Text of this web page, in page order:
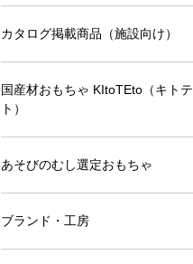
カタログ掲載商品（施設向け）
国産材おもちゃ KItoTEto（キトテ
ト）
あそびのむし選定おもちゃ
ブランド・工房